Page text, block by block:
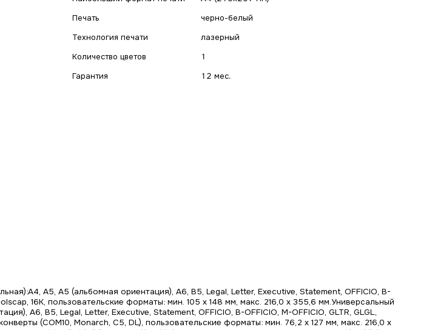
Печать
черно-белый
Технология печати
лазерный
Количество цветов
1
Гарантия
12 мес.
A5, A5 (альбомная ориентация), A6, B5, Legal, Letter, Executive, Statement, OFFICIO, B-
16K, пользовательские форматы: мин. 105 x 148 мм, макс. 216,0 x 355,6 мм.Универсальный
A6, B5, Legal, Letter, Executive, Statement, OFFICIO, B-OFFICIO, M-OFFICIO, GLTR, GLGL,
(COM10, Monarch, C5, DL), пользовательские форматы: мин. 76,2 x 127 мм, макс. 216,0 x